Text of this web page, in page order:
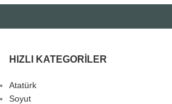
HIZLI KATEGORILER
Atatürk
Soyut